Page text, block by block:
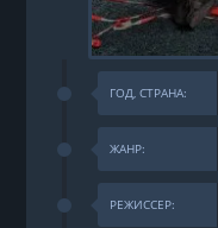
ГОД, СТРАНА:
ЖАНР:
РЕЖИССЕР: